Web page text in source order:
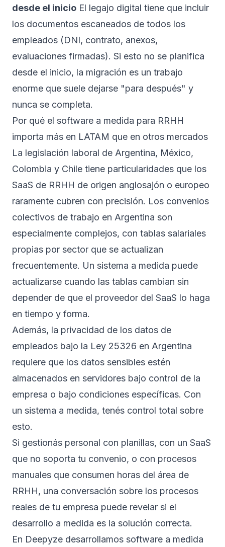
desde el inicio El legajo digital tiene que incluir
los documentos escaneados de todos los
empleados (DNI, contrato, anexos,
evaluaciones firmadas). Si esto no se planifica
desde el inicio, la migración es un trabajo
enorme que suele dejarse "para después" y
nunca se completa.
Por qué el software a medida para RRHH
importa más en LATAM que en otros mercados
La legislación laboral de Argentina, México,
Colombia y Chile tiene particularidades que los
SaaS de RRHH de origen anglosajón o europeo
raramente cubren con precisión. Los convenios
colectivos de trabajo en Argentina son
especialmente complejos, con tablas salariales
propias por sector que se actualizan
frecuentemente. Un sistema a medida puede
actualizarse cuando las tablas cambian sin
depender de que el proveedor del SaaS lo haga
en tiempo y forma.
Además, la privacidad de los datos de
empleados bajo la Ley 25326 en Argentina
requiere que los datos sensibles estén
almacenados en servidores bajo control de la
empresa o bajo condiciones específicas. Con
un sistema a medida, tenés control total sobre
esto.
Si gestionás personal con planillas, con un SaaS
que no soporta tu convenio, o con procesos
manuales que consumen horas del área de
RRHH, una conversación sobre los procesos
reales de tu empresa puede revelar si el
desarrollo a medida es la solución correcta.
En Deepyze desarrollamos software a medida